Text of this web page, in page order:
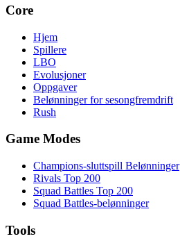
Core
Hjem
Spillere
LBO
Evolusjoner
Oppgaver
Belønninger for sesongfremdrift
Rush
Game Modes
Champions-sluttspill Belønninger
Rivals Top 200
Squad Battles Top 200
Squad Battles-belønninger
Tools